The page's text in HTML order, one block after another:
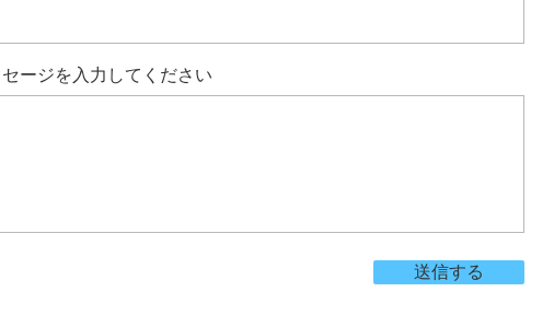
セージを入力してください
送信する